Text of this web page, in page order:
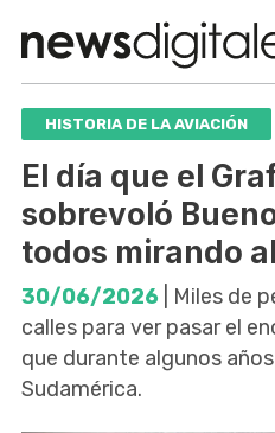
HISTORIA DE LA AVIACIÓN
El día que el
sobrevoló
todos mirando
30/06/2026 | Miles de
calles para ver pasar el
que durante algunos
Sudamérica.